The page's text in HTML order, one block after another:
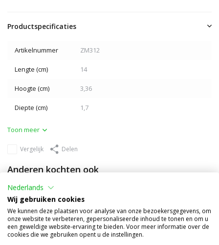
Productspecificaties
Artikelnummer ZM312
Lengte (cm) 14
Hoogte (cm) 3,36
Diepte (cm) 1,7
Toon meer
Vergelijk Delen
Anderen kochten ook
Nederlands
Wij gebruiken cookies
We kunnen deze plaatsen voor analyse van onze bezoekersgegevens, om
onze website te verbeteren, gepersonaliseerde inhoud te tonen en om u
een geweldige website-ervaring te bieden. Voor meer informatie over de
cookies die we gebruiken opent u de instellingen.